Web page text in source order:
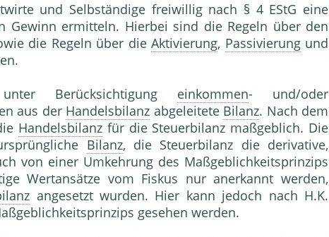
und Selbständige freiwillig nach § 4 EStG eine
Gewinn ermitteln. Hierbei sind die Regeln über den
die Regeln über die Aktivierung, Passivierungund
Berücksichtigung einkommen- und/oder
aus der Handelsbilanz abgeleitete Bilanz. Nach dem
Handelsbilanz für die Steuerbilanz maßgeblich. Die
Bilanz, die Steuerbilanz die derivative,
von einer Umkehrung des Maßgeblichkeitsprinzips
Wertansätze vom Fiskus nur anerkannt werden,
angesetzt wurden. Hier kann jedoch nach H.K.
gesehen werden.